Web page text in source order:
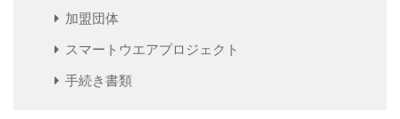
加盟団体
スマートウエアプロジェクト
手続き書類